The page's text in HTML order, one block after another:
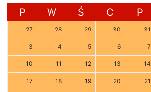
P W Ś C P
27 28 29 30 31
3 4 5 6 7
10 11 12 13 14
17 18 19 20 21